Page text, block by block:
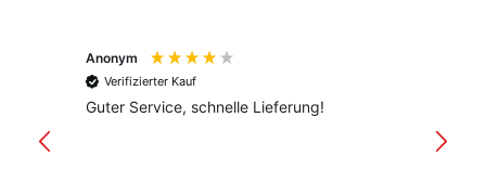
Anonym
Verifizierter Kauf
Guter Service, schnelle Lieferung!